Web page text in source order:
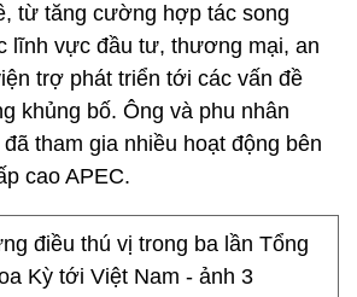
từ tăng cường hợp tác song
lĩnh vực đầu tư, thương mại, an
trợ phát triển tới các vấn đề
khủng bố. Ông và phu nhân
tham gia nhiều hoạt động bên
cao APEC.